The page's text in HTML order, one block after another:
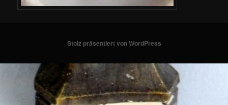
Stolz präsentiert von WordPress